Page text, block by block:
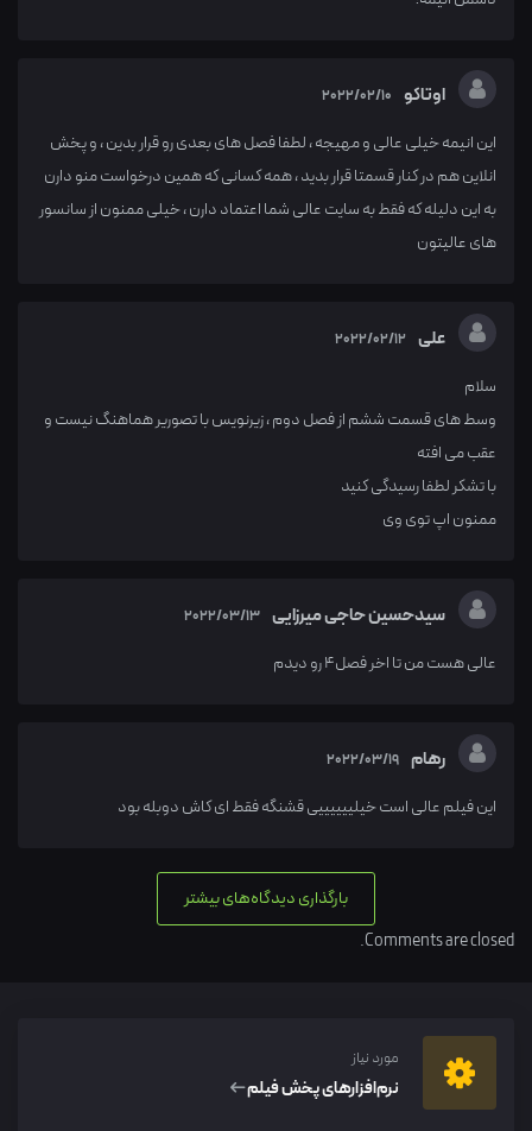
اوتاکو 2022/02/10
این انیمه خیلی عالی و مهیجه ، لطفا فصل های بعدی رو قرار بدین ، و پخش
انلاین هم در کنار قسمتا قرار بدید ، همه کسانی که همین درخواست منو دارن
به این دلیله که فقط به سایت عالی شما اعتماد دارن ، خیلی ممنون از سانسور
های عالیتون
علی 2022/02/12
سلام
وسط های قسمت ششم از فصل دوم ، زیرنویس با تصوریر هماهنگ نیست و
عقب می افته
با تشکر لطفا رسیدگی کنید
ممنون اپ توی وی
سیدحسین حاجی میرزایی 2022/03/13
عالی هست من تا اخر فصل4 رو دیدم
رهام 2022/03/19
این فیلم عالی است خیلییییییی قشنگه فقط ای کاش دوبله بود
بارگذاری دیدگاه‌های بیشتر
Comments are closed.
مورد نیاز
نرم‌افزار‌های پخش فیلم